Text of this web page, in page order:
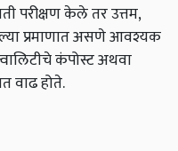
परीक्षण केले तर उत्तम,
प्रमाणात असणे आवश्यक
कंपोस्ट अथवा
वाढ होते.